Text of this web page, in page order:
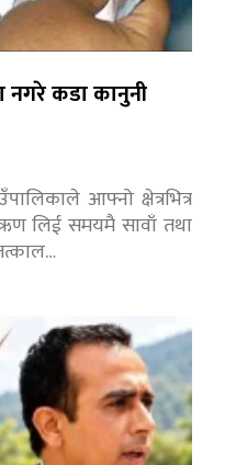
कडा कानुनी
आफ्नो क्षेत्रभित्र
लिई समयमै सावाँ तथा